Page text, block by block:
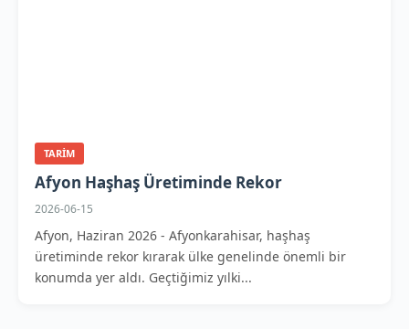
TARIM
Afyon Haşhaş Üretiminde Rekor
2026-06-15
Afyon, Haziran 2026 - Afyonkarahisar, haşhaş
üretiminde rekor kırarak ülke genelinde önemli bir
konumda yer aldı. Geçtiğimiz yılki...